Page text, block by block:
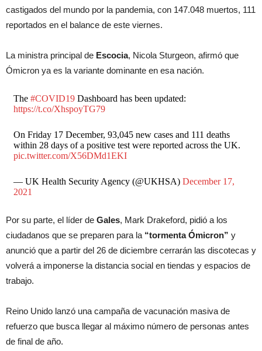
castigados del mundo por la pandemia, con 147.048 muertos, 111
reportados en el balance de este viernes.
La ministra principal de Escocia, Nicola Sturgeon, afirmó que
Ómicron ya es la variante dominante en esa nación.
The #COVID19Dashboard has been updated:
https://t.co/XhspoyTG79
On Friday 17 December, 93,045 new cases and 111 deaths
within 28 days of a positive test were reported across the UK.
pic.twitter.com/X56DMd1EKI
— UK Health Security Agency (@UKHSA) December 17,
2021
Por su parte, el líder de Gales, Mark Drakeford, pidió a los
ciudadanos que se preparen para la “tormenta Ómicron” y
anunció que a partir del 26 de diciembre cerrarán las discotecas y
volverá a imponerse la distancia social en tiendas y espacios de
trabajo.
Reino Unido lanzó una campaña de vacunación masiva de
refuerzo que busca llegar al máximo número de personas antes
de final de año.